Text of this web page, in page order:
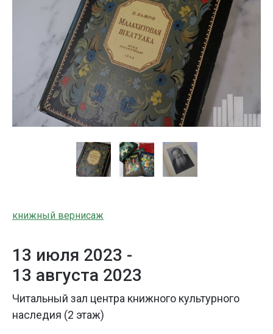
книжный вернисаж
13 июля 2023 -
13 августа 2023
Читальный зал центра книжного культурного
наследия (2 этаж)